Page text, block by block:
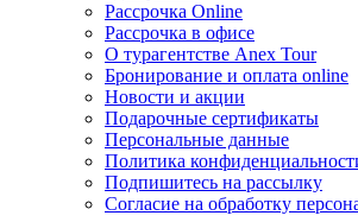
Рассрочка Online
Рассрочка в офисе
О турагентстве Anex Tour
Бронирование и оплата online
Новости и акции
Подарочные сертификаты
Персональные данные
Политика
Подпишитесь на рассылку
Согласие на обработку